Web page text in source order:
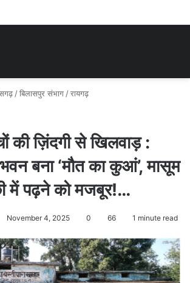
/बिलासपुर संभाग /रायगढ़
की ज़िंदगी से खिलवाड़ :
बना ‘मौत का कुआं’, मासूम
में पढ़ने को मजबूर!…
November 4, 2025 0 66 1 minute read